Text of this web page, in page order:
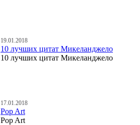
19.01.2018
10 лучших цитат Микеланджело
10 лучших цитат Микеланджело
17.01.2018
Pop Art
Pop Art